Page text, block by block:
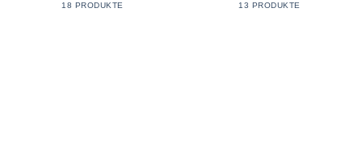
18 PRODUKTE 13 PRODUKTE